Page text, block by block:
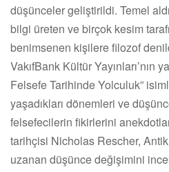
düşünceler geliştirildi. Temel
bilgi üreten ve birçok kesim
benimsenen kişilere filozof
VakıfBank Kültür Yayınları’nın
Felsefe Tarihinde Yolculuk”
yaşadıkları dönemleri ve
felsefecilerin fikirlerini
tarihçisi Nicholas Rescher,
uzanan düşünce değişimini